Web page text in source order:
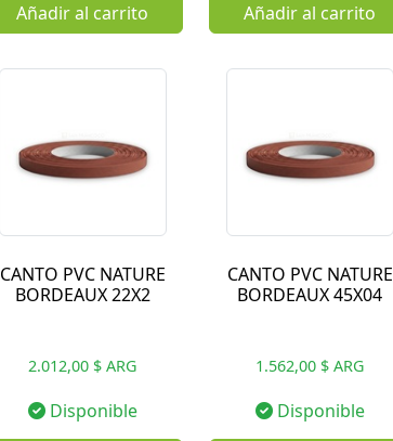
Añadir al carrito Añadir al carrito
CANTO PVC NATURE
BORDEAUX 22X2
2.012,00 $ ARG
Disponible
CANTO PVC NATURE
BORDEAUX 45X04
1.562,00 $ ARG
Disponible